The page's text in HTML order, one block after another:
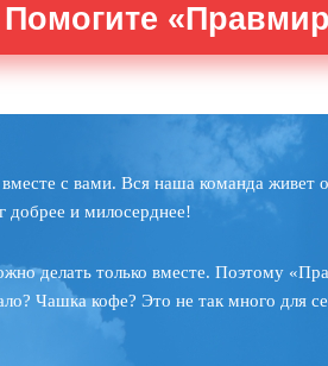
Помогите
с вами. Вся наша команда
добрее и милосерднее!
делать только вместе. Поэтому
Чашка кофе? Это не так много для